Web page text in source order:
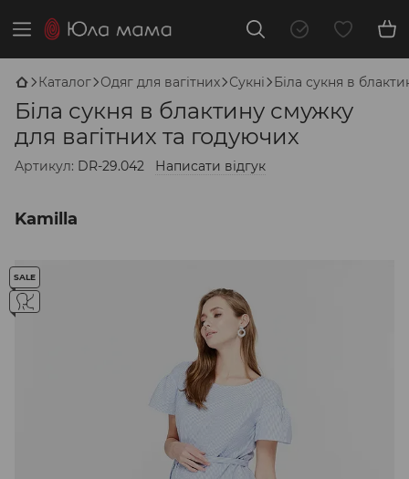
Каталог Одяг для вагітних Сукні Біла сукня в
Біла сукня в блактину смужку
для вагітних та годуючих
Артикул: DR-29.042 Написати відгук
Kamilla
SALE